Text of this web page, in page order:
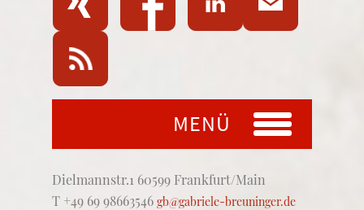
MENÜ
Dielmannstr.1 60599 Frankfurt/Main
T +49 69 98663546 gb@gabriele-breuninger.de